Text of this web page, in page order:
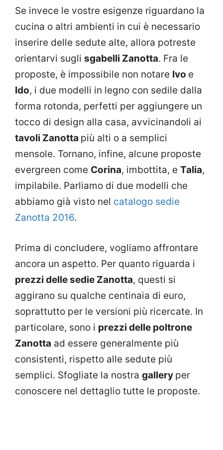
Se invece le vostre esigenze riguardano la
cucina o altri ambienti in cui è necessario
inserire delle sedute alte, allora potreste
orientarvi sugli sgabelli Zanotta. Fra le
proposte, è impossibile non notare Ivo e
Ido, i due modelli in legno con sedile dalla
forma rotonda, perfetti per aggiungere un
tocco di design alla casa, avvicinandoli ai
tavoli Zanotta più alti o a semplici
mensole. Tornano, infine, alcune proposte
evergreen come Corina, imbottita, e Talia,
impilabile. Parliamo di due modelli che
abbiamo già visto nel catalogo sedie
Zanotta 2016.
Prima di concludere, vogliamo affrontare
ancora un aspetto. Per quanto riguarda i
prezzi delle sedie Zanotta, questi si
aggirano su qualche centinaia di euro,
soprattutto per le versioni più ricercate. In
particolare, sono i prezzi delle poltrone
Zanotta ad essere generalmente più
consistenti, rispetto alle sedute più
semplici. Sfogliate la nostra gallery per
conoscere nel dettaglio tutte le proposte.